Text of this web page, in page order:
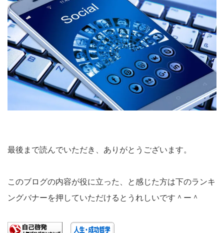
最後まで読んでいただき、ありがとうございます。
このブログの内容が役に立った、と感じた方は下のランキ
ングバナーを押していただけるとうれしいです＾ー＾